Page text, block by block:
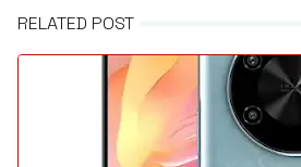
RELATED POST